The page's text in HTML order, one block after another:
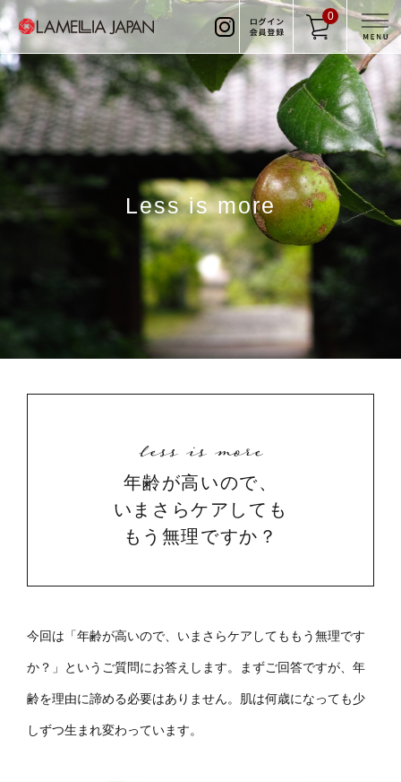
0
Less is more
less is more
年齢が高いので、
いまさらケアしても
もう無理ですか？
今回は「年齢が高いので、いまさらケアしてももう無理です
か？」というご質問にお答えします。まずご回答ですが、年
齢を理由に諦める必要はありません。肌は何歳になっても少
しずつ生まれ変わっています。